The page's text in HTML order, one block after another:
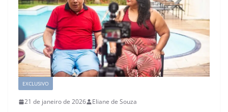
EXCLUSIVO
21 de janeiro de 2026 Eliane de Souza